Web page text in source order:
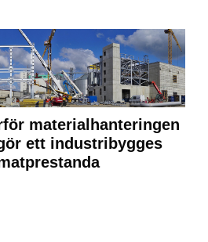
materialhanteringen
ett industribygges